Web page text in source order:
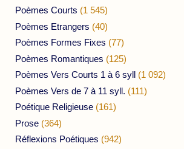
Poèmes Courts (1 545)
Poèmes Etrangers (40)
Poèmes Formes Fixes (77)
Poèmes Romantiques (125)
Poèmes Vers Courts 1 à 6 syll (1 092)
Poèmes Vers de 7 à 11 syll. (111)
Poétique Religieuse (161)
Prose (364)
Réflexions Poétiques (942)